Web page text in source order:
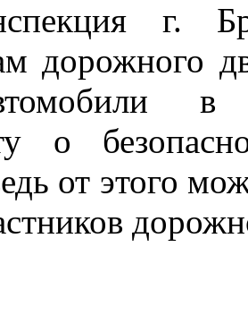
г.
дорожного
в
о
от этого